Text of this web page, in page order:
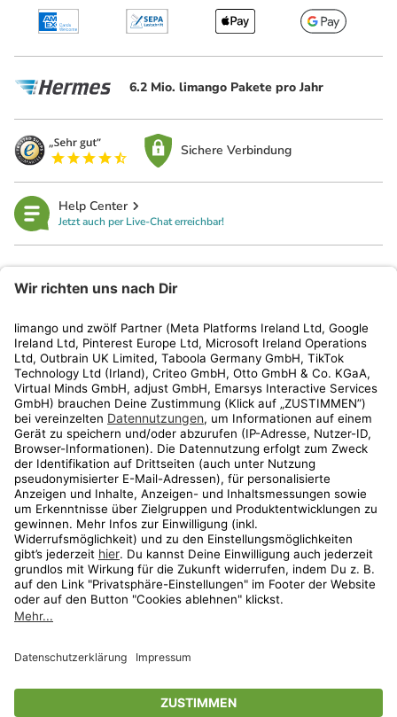
6.2 Mio. limango Pakete pro Jahr
Sichere Verbindung
Help Center
Jetzt auch per Live-Chat erreichbar!
Kundenservice
Shop
Aktionen
Travel